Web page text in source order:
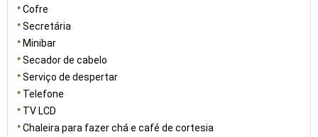
Cofre
Secretária
Minibar
Secador de cabelo
Serviço de despertar
Telefone
TV LCD
Chaleira para fazer chá e café de cortesia